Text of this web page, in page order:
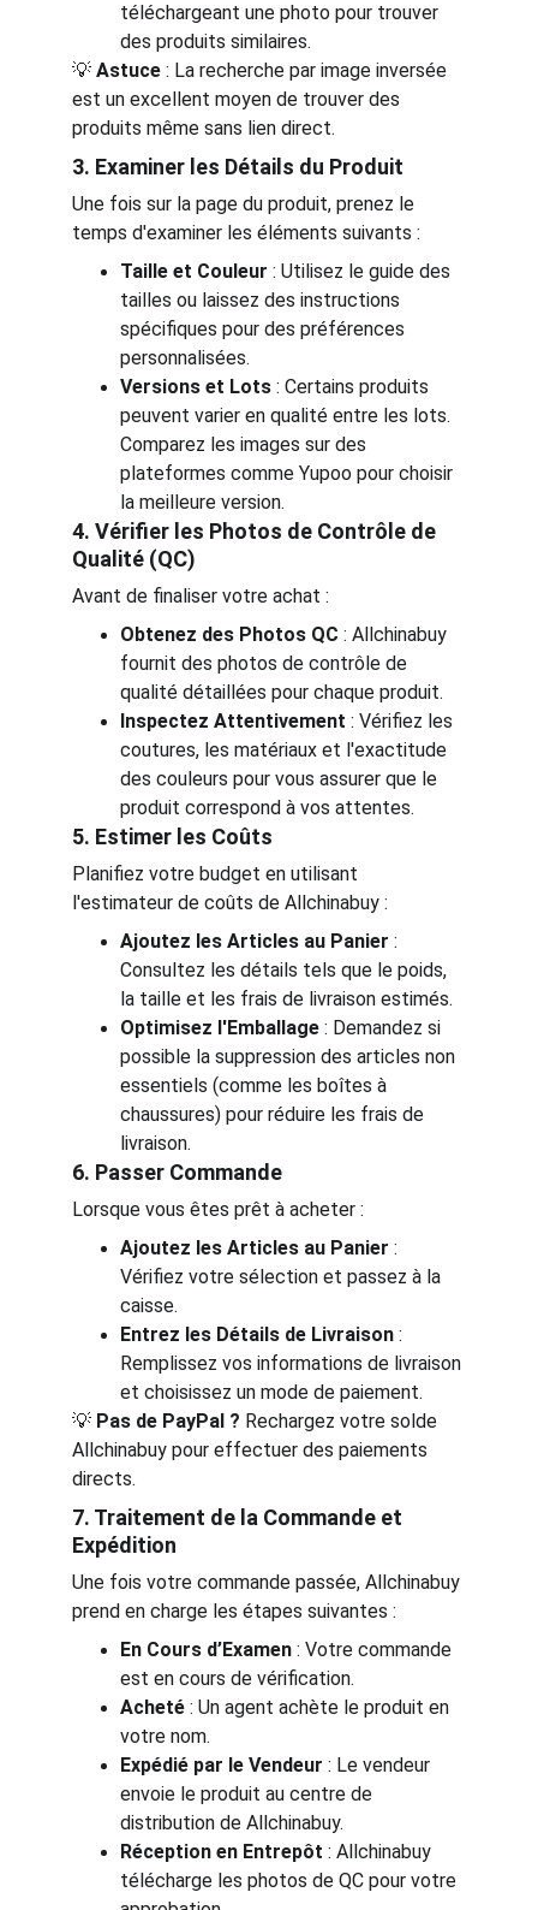
téléchargeant une photo pour trouver
des produits similaires.
💡 Astuce : La recherche par image inversée
est un excellent moyen de trouver des
produits même sans lien direct.
3. Examiner les Détails du Produit
Une fois sur la page du produit, prenez le
temps d'examiner les éléments suivants :
Taille et Couleur : Utilisez le guide des
tailles ou laissez des instructions
spécifiques pour des préférences
personnalisées.
Versions et Lots : Certains produits
peuvent varier en qualité entre les lots.
Comparez les images sur des
plateformes comme Yupoo pour choisir
la meilleure version.
4. Vérifier les Photos de Contrôle de
Qualité (QC)
Avant de finaliser votre achat :
Obtenez des Photos QC : Allchinabuy
fournit des photos de contrôle de
qualité détaillées pour chaque produit.
Inspectez Attentivement : Vérifiez les
coutures, les matériaux et l'exactitude
des couleurs pour vous assurer que le
produit correspond à vos attentes.
5. Estimer les Coûts
Planifiez votre budget en utilisant
l'estimateur de coûts de Allchinabuy :
Ajoutez les Articles au Panier :
Consultez les détails tels que le poids,
la taille et les frais de livraison estimés.
Optimisez l'Emballage : Demandez si
possible la suppression des articles non
essentiels (comme les boîtes à
chaussures) pour réduire les frais de
livraison.
6. Passer Commande
Lorsque vous êtes prêt à acheter :
Ajoutez les Articles au Panier :
Vérifiez votre sélection et passez à la
caisse.
Entrez les Détails de Livraison :
Remplissez vos informations de livraison
et choisissez un mode de paiement.
💡 Pas de PayPal ? Rechargez votre solde
Allchinabuy pour effectuer des paiements
directs.
7. Traitement de la Commande et
Expédition
Une fois votre commande passée, Allchinabuy
prend en charge les étapes suivantes :
En Cours d’Examen : Votre commande
est en cours de vérification.
Acheté : Un agent achète le produit en
votre nom.
Expédié par le Vendeur : Le vendeur
envoie le produit au centre de
distribution de Allchinabuy.
Réception en Entrepôt : Allchinabuy
télécharge les photos de QC pour votre